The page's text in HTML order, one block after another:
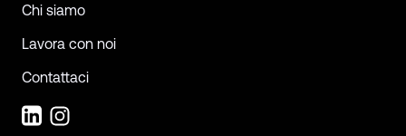
Chi siamo
Lavora con noi
Contattaci